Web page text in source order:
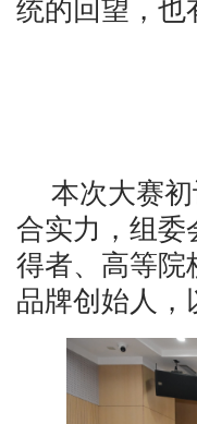
统的回望，也
本次大赛
合实力，组委
得者、高等院
品牌创始人，